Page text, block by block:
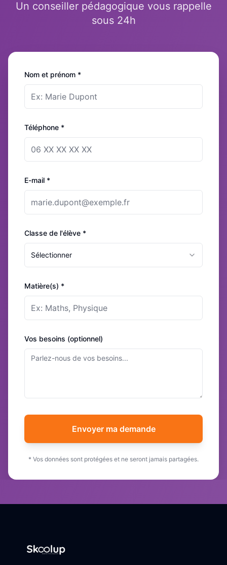
Un conseiller pédagogique vous rappelle
sous 24h
Nom et prénom *
Téléphone *
E-mail *
Classe de l'élève *
Sélectionner
Matière(s) *
Vos besoins (optionnel)
Envoyer ma demande
* Vos données sont protégées et ne seront jamais partagées.